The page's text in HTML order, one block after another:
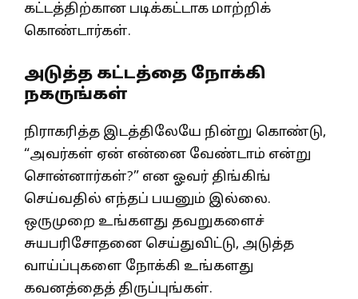
கட்டத்திற்கான படிக்கட்டாக மாற்றிக்
கொண்டார்கள்.
அடுத்த கட்டத்தை நோக்கி
நகருங்கள்
நிராகரித்த இடத்திலேயே நின்று கொண்டு,
“அவர்கள் ஏன் என்னை வேண்டாம் என்று
சொன்னார்கள்?” என ஓவர் திங்கிங்
செய்வதில் எந்தப் பயனும் இல்லை.
ஒருமுறை உங்களது தவறுகளைச்
சுயபரிசோதனை செய்துவிட்டு, அடுத்த
வாய்ப்புகளை நோக்கி உங்களது
கவனத்தைத் திருப்புங்கள்.